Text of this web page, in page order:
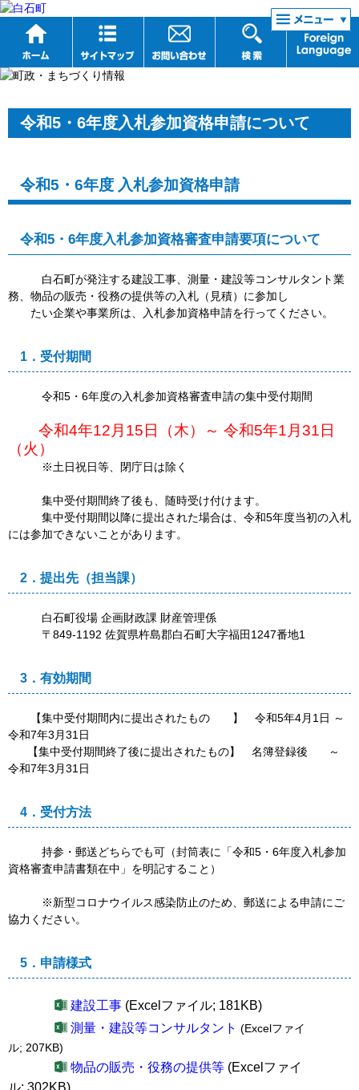
リンク集
令和5・6年度入札参加資格申請について
令和5・6年度 入札参加資格申請
令和5・6年度入札参加資格審査申請要項について
白石町が発注する建設工事、測量・建設等コンサルタント業
務、物品の販売・役務の提供等の入札（見積）に参加し
たい企業や事業所は、入札参加資格申請を行ってください。
1．受付期間
令和5・6年度の入札参加資格審査申請の集中受付期間
令和4年12月15日（木）～ 令和5年1月31日
（火）
※土日祝日等、閉庁日は除く
集中受付期間終了後も、随時受け付けます。
集中受付期間以降に提出された場合は、令和5年度当初の入札
には参加できないことがあります。
2．提出先（担当課）
白石町役場 企画財政課 財産管理係
〒849-1192 佐賀県杵島郡白石町大字福田1247番地1
3．有効期間
【集中受付期間内に提出されたもの 】 令和5年4月1日 ～
令和7年3月31日
【集中受付期間終了後に提出されたもの】 名簿登録後 ～
令和7年3月31日
4．受付方法
持参・郵送どちらでも可（封筒表に「令和5・6年度入札参加
資格審査申請書類在中」を明記すること）
※新型コロナウイルス感染防止のため、郵送による申請にご
協力ください。
5．申請様式
建設工事 (Excelファイル; 181KB)
測量・建設等コンサルタント (Excelファイ
ル; 207KB)
物品の販売・役務の提供等 (Excelファイ
ル; 302KB)